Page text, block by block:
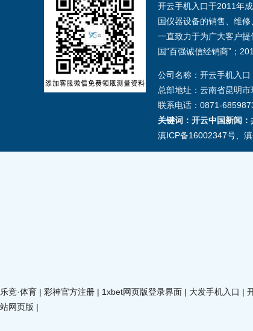
开云手机入口于2011年
国仪器设备的销售、维
一直致力于为广大客户
国“百强诚信经销商”；
公司名称：开云手机入口
总部地址：云南省昆明
联系电话：0871-
关键词：开云中国新闻
滇ICP备16002347号
乐竞·体育 | 彩神官方注册 | 1xbet网页版登录界面 | 大发手机入口 |
站网页版 |